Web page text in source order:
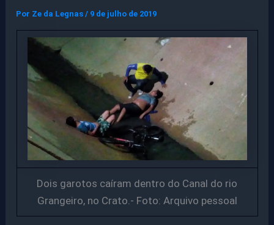
Por Ze da Legnas/ 9 de julho de 2019
Dois garotos caíram dentro do Canal do rio
Grangeiro, no Crato.- Foto: Arquivo pessoal